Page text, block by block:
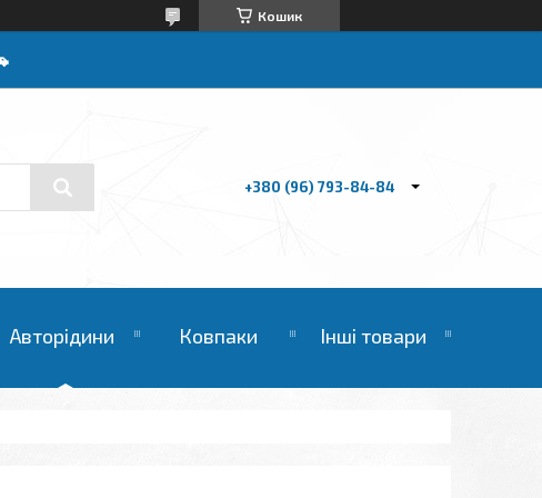
Кошик
+380 (96) 793-84-84
Авторідини Ковпаки Інші товари